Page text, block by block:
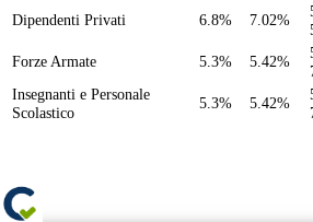
Dipendenti Privati
6.8% 7.02%
Forze Armate
5.3% 5.42%
Insegnanti e Personale
Scolastico
5.3% 5.42%